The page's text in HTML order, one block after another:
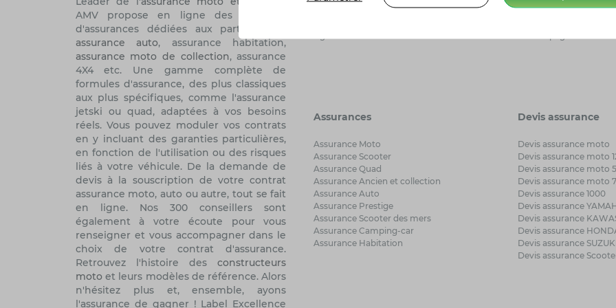
AMV propose en ligne des solutions
d'assurances dédiées aux particuliers :
assurance auto, assurance habitation,
assurance moto de collection, assurance
4X4 etc. Une gamme complète de
formules d'assurance, des plus classiques
aux plus spécifiques, comme l'assurance
jetski ou quad, adaptées à vos besoins
réels. Vous pouvez moduler vos contrats
en y incluant des garanties particulières,
en fonction de l'utilisation ou des risques
liés à votre véhicule. De la demande de
devis à la souscription de votre contrat
assurance moto, auto ou autre, tout se fait
en ligne. Nos 300 conseillers sont
également à votre écoute pour vous
renseigner et vous accompagner dans le
choix de votre contrat d'assurance.
Retrouvez l'histoire desconstructeurs
motoet leurs modèles de référence. Alors
n'hésitez plus et, ensemble, ayons
l'assurance de gagner ! Label Excellence
AMV Pro
Assurances
Assurance Moto
Assurance Scooter
Assurance Quad
Assurance Ancien et collection
Assurance Auto
Assurance Prestige
Assurance Scooter des mers
Assurance Camping-car
Assurance Habitation
Devis assurance
Devis assurance moto
Devis assurance moto
Devis assurance moto
Devis assurance moto
Devis assurance 1000
Devis assurance
Devis assurance
Devis assurance
Devis assurance
Devis assurance